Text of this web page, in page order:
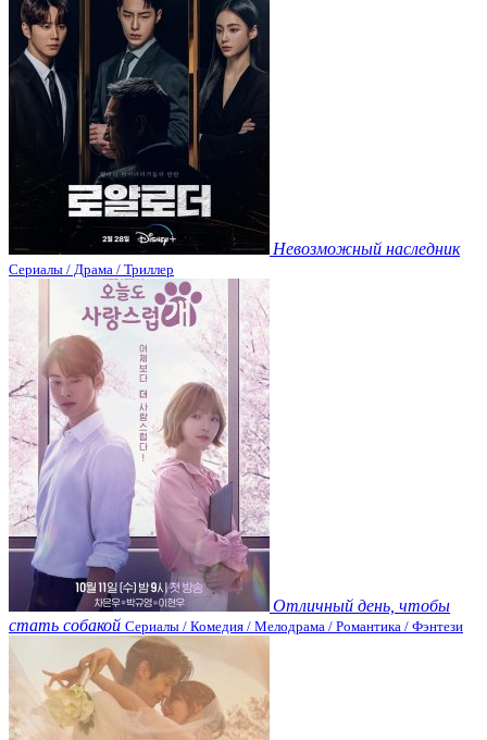
Невозможный наследник
Сериалы / Драма / Триллер
Отличный день, чтобы
стать собакой Сериалы / Комедия / Мелодрама / Романтика / Фэнтези